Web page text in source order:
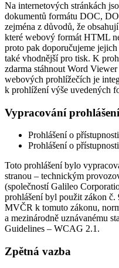
Na internetových stránkách
dokumentů formátu DOC,
zejména z důvodů, že
které webový formát HTML
proto pak doporučujeme
také vhodnější pro tisk. K
zdarma stáhnout Word
webových prohlížečích je
k prohlížení výše uvedených
Vypracování
Prohlášení o
Prohlášení o
Toto prohlášení bylo
stranou – technickým
(společností Galileo
prohlášení byl použit zákon
MVČR k tomuto zákonu,
a mezinárodně uznávanému
Guidelines – WCAG 2.1.
Zpětná vazba